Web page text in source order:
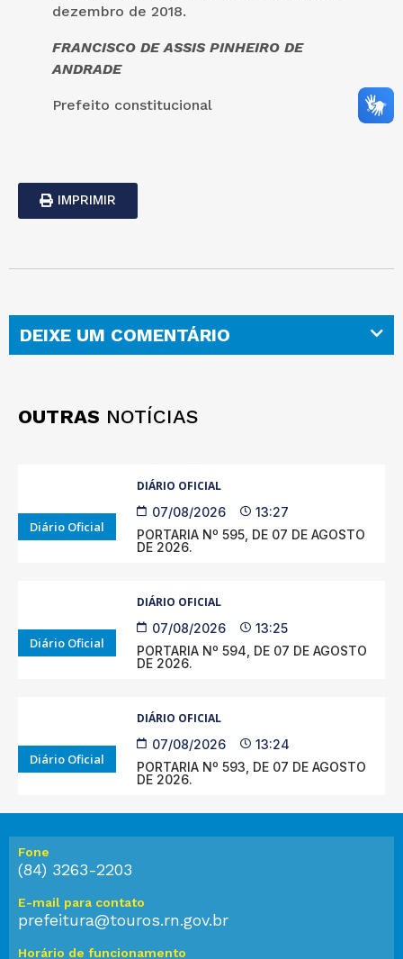
dezembro de 2018.
FRANCISCO DE ASSIS PINHEIRO DE
ANDRADE
Prefeito constitucional
IMPRIMIR
DEIXE UM COMENTÁRIO
OUTRAS NOTÍCIAS
Diário Oficial
DIÁRIO OFICIAL
07/08/2026
13:27
PORTARIA Nº 595, DE 07 DE AGOSTO
DE 2026.
Diário Oficial
DIÁRIO OFICIAL
07/08/2026
13:25
PORTARIA Nº 594, DE 07 DE AGOSTO
DE 2026.
Diário Oficial
DIÁRIO OFICIAL
07/08/2026
13:24
PORTARIA Nº 593, DE 07 DE AGOSTO
DE 2026.
Fone
(84) 3263-2203
E-mail para contato
prefeitura@touros.rn.gov.br
Horário de funcionamento